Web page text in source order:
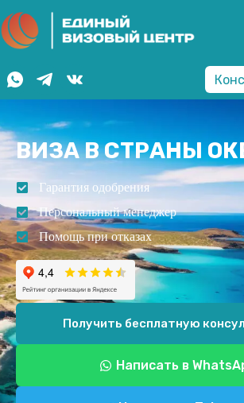
ВИЗА В СТРАНЫ
Гарантия одобрения
Персональный менеджер
Помощь при отказах
Получить бесплатную
Написать в